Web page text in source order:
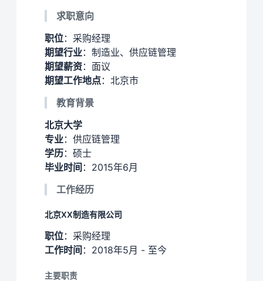
求职意向
职位：采购经理
期望行业：制造业、供应链管理
期望薪资：面议
期望工作地点：北京市
教育背景
北京大学
专业：供应链管理
学历：硕士
毕业时间 ：2015年6月
工作经历
北京XX制造有限公司
职位：采购经理
工作时间 ：2018年5月 - 至今
主要职责